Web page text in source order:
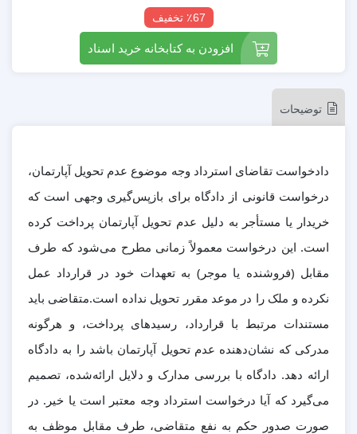
٪67 تخفیف
افزودن به کتابخانه خرید اسناد
توضیحات
دادخواست تقاضای استرداد وجه موضوع عدم تحویل آپارتمان،
درخواست قانونی از دادگاه برای بازپس‌گیری وجهی است که
خریدار یا مستأجر به دلیل عدم تحویل آپارتمان پرداخت کرده
است. این درخواست معمولاً زمانی مطرح می‌شود که طرف
مقابل (فروشنده یا موجر) به تعهدات خود در قرارداد عمل
نکرده و ملک را در موعد مقرر تحویل نداده است.متقاضی باید
مستندات مرتبط با قرارداد، رسیدهای پرداخت، و هرگونه
مدرکی که نشان‌دهنده عدم تحویل آپارتمان باشد را به دادگاه
ارائه دهد. دادگاه با بررسی مدارک و دلایل ارائه‌شده، تصمیم
می‌گیرد که آیا درخواست استرداد وجه معتبر است یا خیر. در
صورت صدور حکم به نفع متقاضی، طرف مقابل موظف به